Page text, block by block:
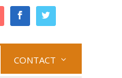
CONTACT